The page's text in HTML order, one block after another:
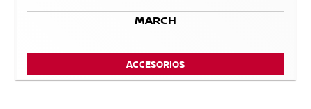
MARCH
ACCESORIOS